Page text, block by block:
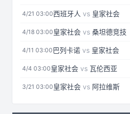
4/21 03:00西班牙人 vs 皇家社会
4/18 03:00皇家社会 vs 桑坦德竞技
4/11 03:00巴列卡诺 vs 皇家社会
4/4 03:00皇家社会 vs 瓦伦西亚
3/21 03:00皇家社会 vs 阿拉维斯